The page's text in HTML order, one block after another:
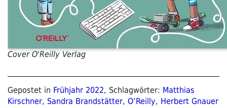
Cover O'Reilly Verlag
Gepostet in Frühjahr 2022, Schlagwörter: Matthias
Kirschner, Sandra Brandstätter, O’Reilly, Herbert Gnauer